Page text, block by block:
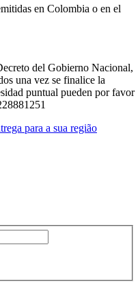
en Colombia o en el
del Gobierno Nacional,
una vez se finalice la
puntual pueden por favor
para a sua região